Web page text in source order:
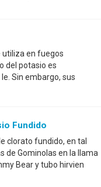
utiliza en fuegos
del potasio es
Sin embargo, sus
Fundido
clorato fundido, en tal
de Gominolas en la llama
Bear y tubo hirvien